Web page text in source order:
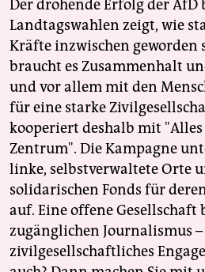
Der drohende Erfolg der AfD
Landtagswahlen zeigt, wie
Kräfte inzwischen geworden
braucht es Zusammenhalt
und vor allem mit den
für eine starke
kooperiert deshalb mit
Zentrum". Die Kampagne
linke, selbstverwaltete Orte
solidarischen Fonds für
auf. Eine offene
zugänglichen Journalismus
zivilgesellschaftliches